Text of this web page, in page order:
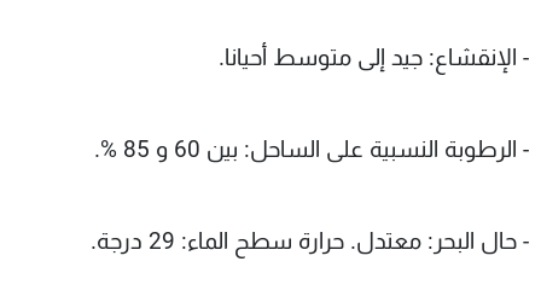
- الإنقشاع: جيد إلى متوسط أحيانا.
- الرطوبة النسبية على الساحل: بين 60 و 85 %.
- حال البحر: معتدل. حرارة سطح الماء: 29 درجة.